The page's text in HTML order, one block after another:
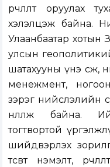
өөрчлөлт оруулах
хэлэлцэж байна.
Улаанбаатар хотын
улсын геополитикийн
шатахууны үнэ өсөж,
менежмент,
зэрэг нийслэлийн
нөлөөлж байна.
тогтвортой
шийдвэрлэх
төсөвт нэмэлт,